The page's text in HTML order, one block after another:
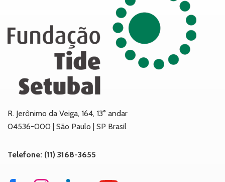
R. Jerônimo da Veiga, 164, 13° andar
04536-000 | São Paulo | SP Brasil
Telefone: (11) 3168-3655